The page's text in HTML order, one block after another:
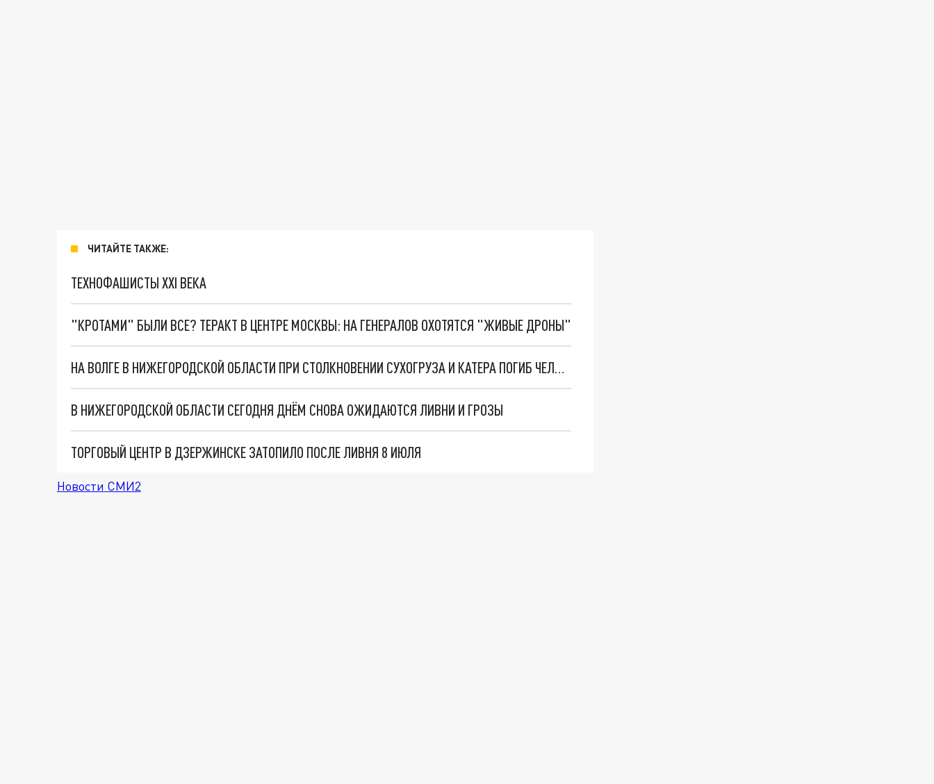
ЧИТАЙТЕ ТАКЖЕ:
ТЕХНОФАШИСТЫ XXI ВЕКА
"КРОТАМИ" БЫЛИ ВСЕ? ТЕРАКТ В ЦЕНТРЕ МОСКВЫ: НА ГЕНЕРАЛОВ ОХОТЯТСЯ "ЖИВЫЕ ДРОНЫ"
НА ВОЛГЕ В НИЖЕГОРОДСКОЙ ОБЛАСТИ ПРИ СТОЛКНОВЕНИИ СУХОГРУЗА И КАТЕРА ПОГИБ ЧЕЛОВЕК
В НИЖЕГОРОДСКОЙ ОБЛАСТИ СЕГОДНЯ ДНЁМ СНОВА ОЖИДАЮТСЯ ЛИВНИ И ГРОЗЫ
ТОРГОВЫЙ ЦЕНТР В ДЗЕРЖИНСКЕ ЗАТОПИЛО ПОСЛЕ ЛИВНЯ 8 ИЮЛЯ
Новости СМИ2